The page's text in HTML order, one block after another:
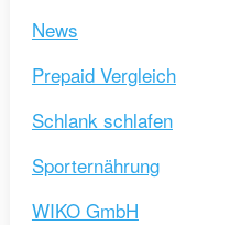
News
Prepaid Vergleich
Schlank schlafen
Sporternährung
WIKO GmbH